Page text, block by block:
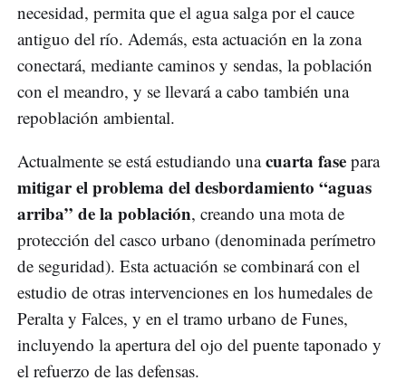
necesidad, permita que el agua salga por el cauce
antiguo del río. Además, esta actuación en la zona
conectará, mediante caminos y sendas, la población
con el meandro, y se llevará a cabo también una
repoblación ambiental.
Actualmente se está estudiando unacuarta fase para
mitigar el problema del desbordamiento “aguas
arriba” de la población, creando una mota de
protección del casco urbano (denominada perímetro
de seguridad). Esta actuación se combinará con el
estudio de otras intervenciones en los humedales de
Peralta y Falces, y en el tramo urbano de Funes,
incluyendo la apertura del ojo del puente taponado y
el refuerzo de las defensas.